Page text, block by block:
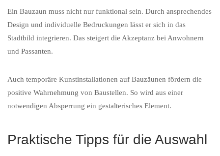
Ein Bauzaun muss nicht nur funktional sein. Durch ansprechendes
Design und individuelle Bedruckungen lässt er sich in das
Stadtbild integrieren. Das steigert die Akzeptanz bei Anwohnern
und Passanten.
Auch temporäre Kunstinstallationen auf Bauzäunen fördern die
positive Wahrnehmung von Baustellen. So wird aus einer
notwendigen Absperrung ein gestalterisches Element.
Praktische Tipps für die Auswahl